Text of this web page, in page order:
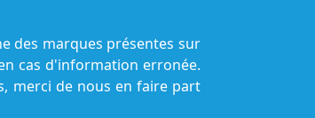
des marques présentes sur
cas d'information erronée.
merci de nous en faire part